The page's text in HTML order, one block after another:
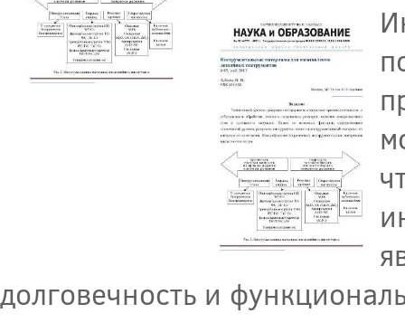
долговечность и